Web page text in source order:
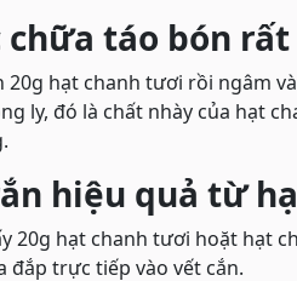
chữa táo bón
20g hạt chanh tươi rồi ngâm
ly, đó là chất nhày của hạt
hiệu quả từ
20g hạt chanh tươi hoặt hạt
đắp trực tiếp vào vết cắn.